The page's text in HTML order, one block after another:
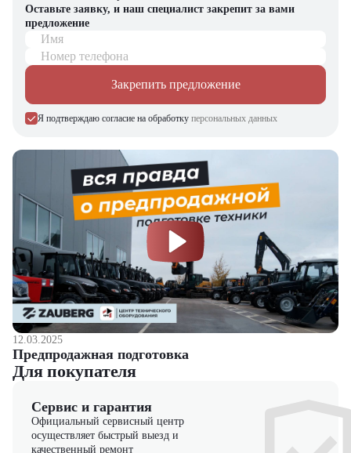
Оставьте заявку, и наш специалист закрепит за вами
предложение
Имя
Номер телефона
Закрепить предложение
Я подтверждаю согласие на обработку персональных данных
12.03.2025
Предпродажная подготовка
Для покупателя
Сервис и гарантия
Официальный сервисный центр
осуществляет быстрый выезд и
качественный ремонт